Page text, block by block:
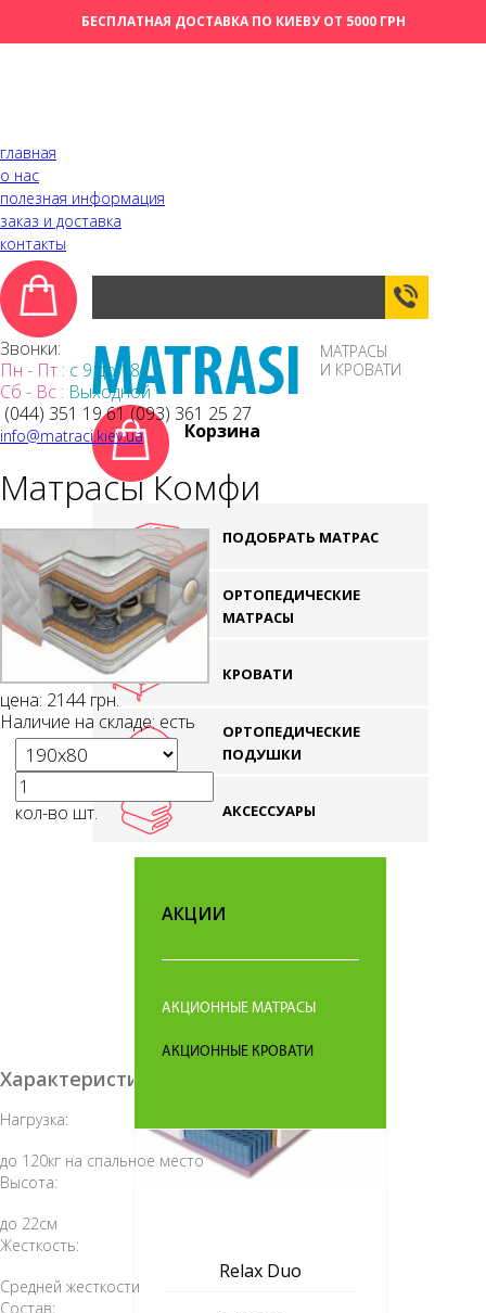
главная
о нас
полезная информация
заказ и доставка
контакты
БЕСПЛАТНАЯ ДОСТАВКА ПО КИЕВУ ОТ 5000 ГРН
МАТРАСЫ
И КРОВАТИ
Корзина
ПОДОБРАТЬ МАТРАС
ОРТОПЕДИЧЕСКИЕ
МАТРАСЫ
КРОВАТИ
ОРТОПЕДИЧЕСКИЕ
ПОДУШКИ
АКСЕССУАРЫ
АКЦИИ
АКЦИОННЫЕ МАТРАСЫ
АКЦИОННЫЕ КРОВАТИ
Relax Duo
Звонки:
Пн - Пт : с 9 до 18
Сб - Вс : Выходной
(044) 351 19 61(093) 361 25 27
info@matraci.kiev.ua
Матрасы Комфи
цена: 2144 грн.
Наличие на складе: есть
кол-во шт.
Характеристика товара:
Нагрузка:
до 120кг на спальное место
Высота:
до 22см
Жесткость:
Средней жесткости
Состав: